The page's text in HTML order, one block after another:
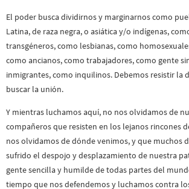
El poder busca dividirnos y marginarnos como
Latina, de raza negra, o asiática y/o indígenas,
transgéneros, como lesbianas, como
como ancianos, como trabajadores, como gente
inmigrantes, como inquilinos. Debemos resistir la
buscar la unión.
Y mientras luchamos aquí, no nos olvidamos de
compañeros que resisten en los lejanos rincones
nos olvidamos de dónde venimos, y que muchos
sufrido el despojo y desplazamiento de nuestra
gente sencilla y humilde de todas partes del
tiempo que nos defendemos y luchamos contra